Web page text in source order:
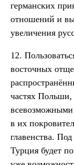
германских
отношений и
увеличения
12.
восточных
частях Польши,
всевозможными
в их
главенства.
Турция будет